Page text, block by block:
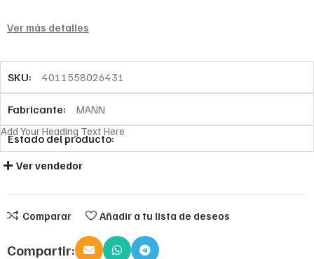
Ver más detalles
SKU: 4011558026431
Fabricante: MANN
Estado del producto:
Add Your Heading Text Here
Ver vendedor
Comparar Añadir a tu lista de deseos
Compartir: